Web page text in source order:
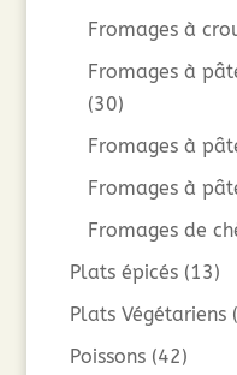
Fromages à
Fromages à
(30)
Fromages à
Fromages à
Fromages de
Plats épicés (13)
Plats Végétariens
Poissons (42)